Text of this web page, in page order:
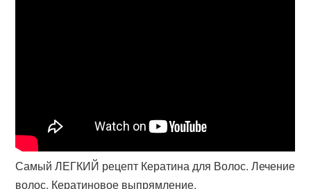
Самый ЛЕГКИЙ рецепт Кератина для Волос. Лечение
волос. Кератиновое выпрямление.